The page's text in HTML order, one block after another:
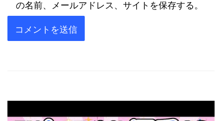
の名前、メールアドレス、サイトを保存する。